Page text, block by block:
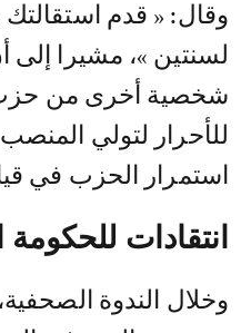
وقال: « قدم
لسنتين »، مشيرا إلى
شخصية أخرى من حزب
للأحرار لتولي
استمرار الحزب في
انتقادات للحكومة
وخلال الندوة